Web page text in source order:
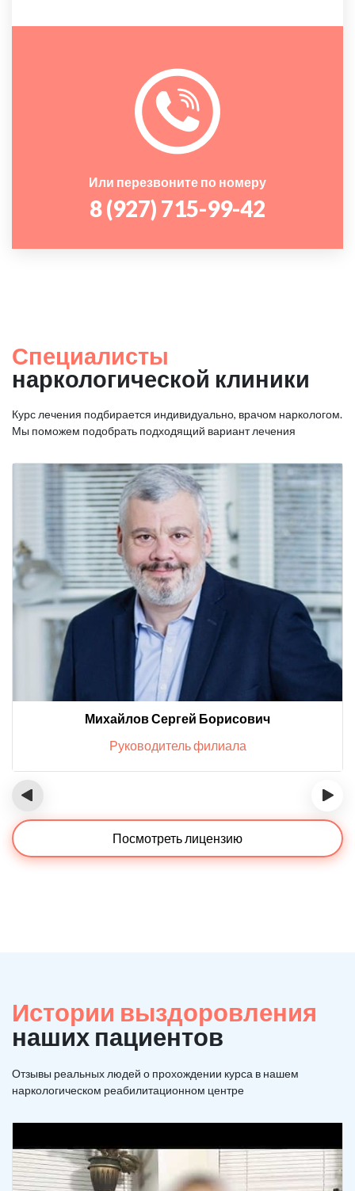
Или перезвоните по номеру
8 (927) 715-99-42
Специалисты
наркологической клиники
Курс лечения подбирается индивидуально, врачом наркологом.
Мы поможем подобрать подходящий вариант лечения
Михайлов Сергей Борисович
Руководитель филиала
‹ ›
Посмотреть лицензию
Истории выздоровления
наших пациентов
Отзывы реальных людей о прохождении курса в нашем
наркологическом реабилитационном центре